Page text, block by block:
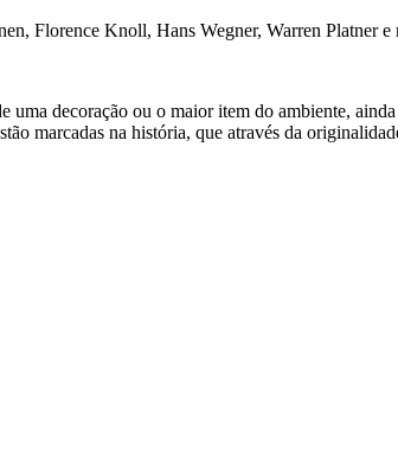
Florence Knoll, Hans Wegner, Warren Platner e
decoração ou o maior item do ambiente, ainda
marcadas na história, que através da